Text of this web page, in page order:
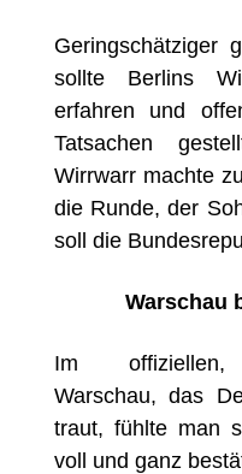
Geringschätziger
sollte Berlins
erfahren und
Tatsachen
Wirrwarr machte
die Runde, der
soll die
Warschau
Im offiziellen,
Warschau, das
traut, fühlte man
voll und ganz